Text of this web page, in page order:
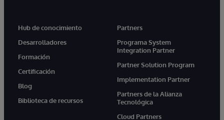
Hub de conocimiento
Desarrolladores
Formación
Certificación
Blog
Biblioteca de recursos
Partners
Programa System
Integration Partner
Partner Solution Program
Implementation Partner
Partners de la Alianza
Tecnológica
Cloud Partners